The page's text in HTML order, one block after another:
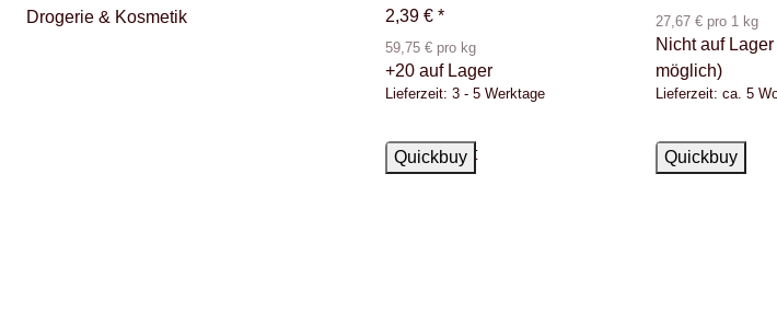
2,39 € *
59,75 € pro kg
+20 auf Lager
Lieferzeit: 3 - 5 Werktage
27,67 € pro 1 kg
Nicht auf
möglich)
Lieferzeit: ca. 5
Quickbuy
Ausverkauft Quickbuy
Auf Lager
Drogerie & Kosmetik